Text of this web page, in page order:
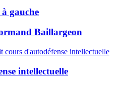
gauche
Baillargeon
intellectuelle